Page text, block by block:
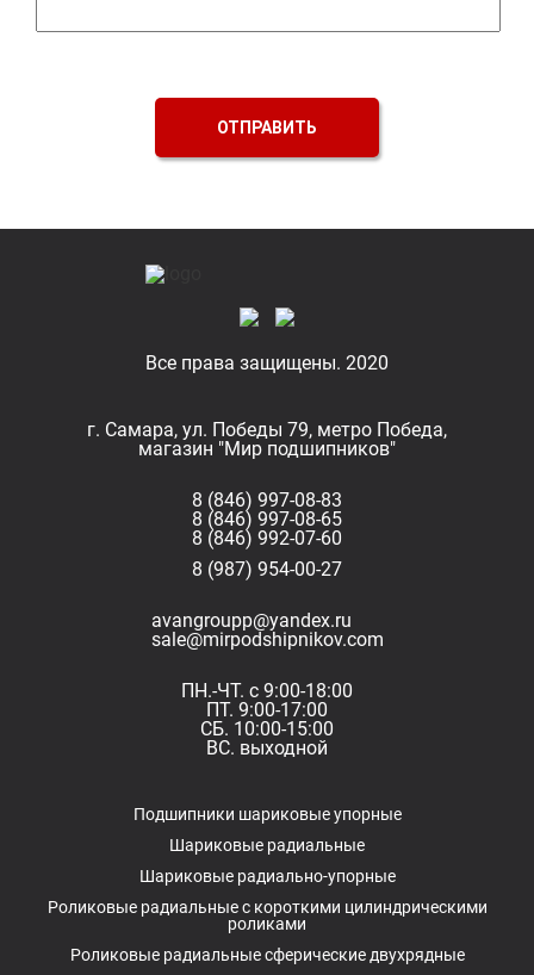
ОТПРАВИТЬ
Все права защищены. 2020
г. Самара, ул. Победы 79, метро Победа,
магазин "Мир подшипников"
8 (846) 997-08-83
8 (846) 997-08-65
8 (846) 992-07-60
8 (987) 954-00-27
avangroupp@yandex.ru
sale@mirpodshipnikov.com
ПН.-ЧТ. с 9:00-18:00
ПТ. 9:00-17:00
СБ. 10:00-15:00
ВС. выходной
Подшипники шариковые упорные
Шариковые радиальные
Шариковые радиально-упорные
Роликовые радиальные с короткими цилиндрическими
роликами
Роликовые радиальные сферические двухрядные